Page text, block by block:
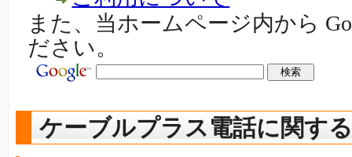
また、当ホームページ内から
ださい。
ケーブルプラス電話に関す